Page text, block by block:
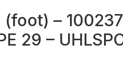
(foot) –
29 –